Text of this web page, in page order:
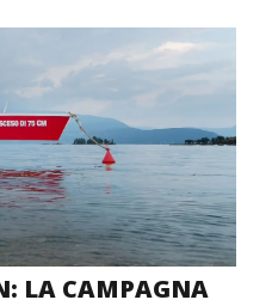
LA CAMPAGNA